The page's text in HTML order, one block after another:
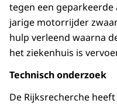
tegen een
jarige motorrijder
hulp verleend waarna
het ziekenhuis is
Technisch onderzoek
De Rijksrecherche